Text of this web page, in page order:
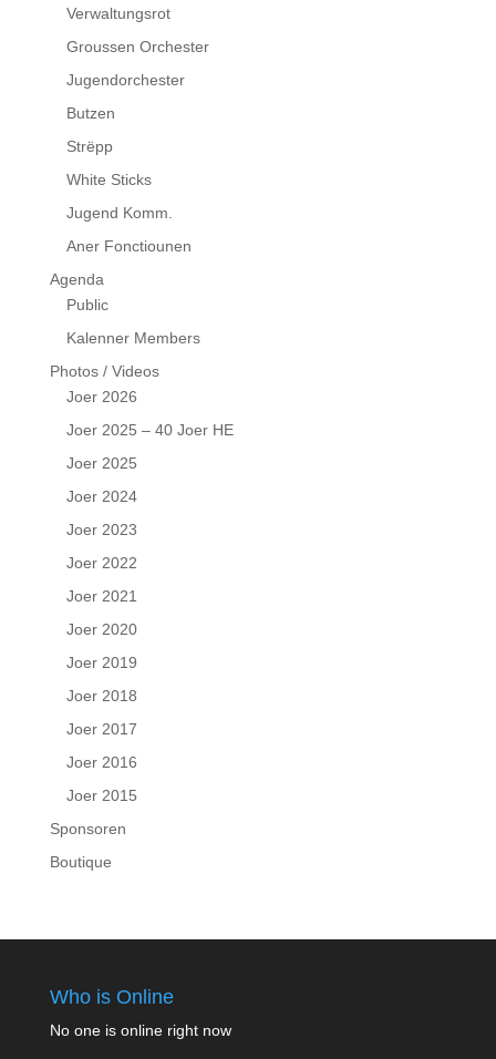
Verwaltungsrot
Groussen Orchester
Jugendorchester
Butzen
Strëpp
White Sticks
Jugend Komm.
Aner Fonctiounen
Agenda
Public
Kalenner Members
Photos / Videos
Joer 2026
Joer 2025 – 40 Joer HE
Joer 2025
Joer 2024
Joer 2023
Joer 2022
Joer 2021
Joer 2020
Joer 2019
Joer 2018
Joer 2017
Joer 2016
Joer 2015
Sponsoren
Boutique
Who is Online
No one is online right now